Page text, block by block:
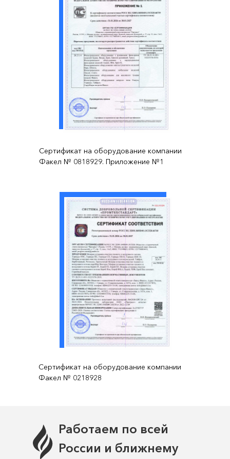
Сертификат на оборудование компании
Факел № 0818929. Приложение №1
Сертификат на оборудование компании
Факел № 0218928
Работаем по всей
России и ближнему